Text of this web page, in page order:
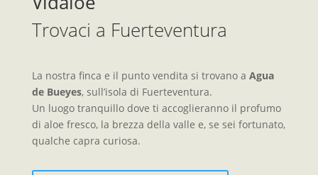
Trovaci a Fuerteventura
La nostra finca e il punto vendita si trovano a Agua
de Bueyes, sull’isola di Fuerteventura.
Un luogo tranquillo dove ti accoglieranno il profumo
di aloe fresco, la brezza della valle e, se sei fortunato,
qualche capra curiosa.